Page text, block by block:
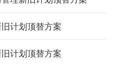
计划顶替方案
计划顶替方案